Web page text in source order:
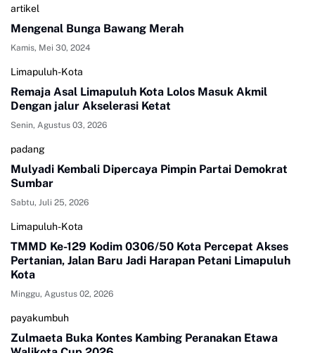
artikel
Mengenal Bunga Bawang Merah
Kamis, Mei 30, 2024
Limapuluh-Kota
Remaja Asal Limapuluh Kota Lolos Masuk Akmil
Dengan jalur Akselerasi Ketat
Senin, Agustus 03, 2026
padang
Mulyadi Kembali Dipercaya Pimpin Partai Demokrat
Sumbar
Sabtu, Juli 25, 2026
Limapuluh-Kota
TMMD Ke-129 Kodim 0306/50 Kota Percepat Akses
Pertanian, Jalan Baru Jadi Harapan Petani Limapuluh
Kota
Minggu, Agustus 02, 2026
payakumbuh
Zulmaeta Buka Kontes Kambing Peranakan Etawa